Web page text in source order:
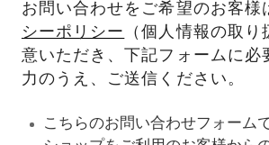
お問い合わせをご希望のお客様
シーポリシー
（個人情報の取り
意いただき、下記フォームに必
力のうえ、ご送信ください。
こちらのお問い合わせフォーム